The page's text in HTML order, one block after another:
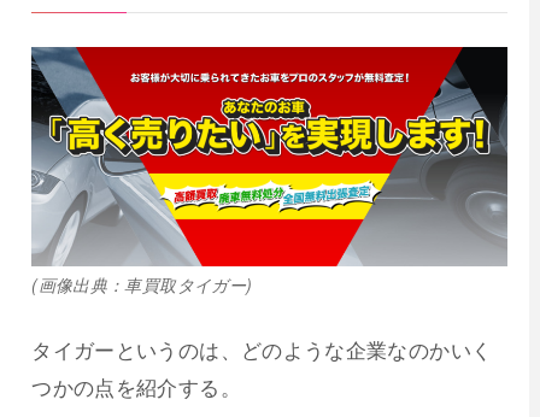
(画像出典：車買取タイガー)
タイガーというのは、どのような企業なのかいく
つかの点を紹介する。